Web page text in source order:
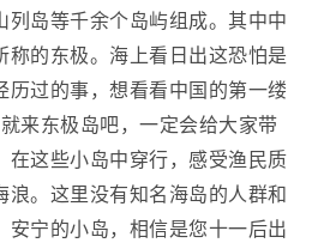
列岛等千余个岛屿组成。其中中
称的东极。海上看日出这恐怕是
历过的事，想看看中国的第一缕
来东极岛吧，一定会给大家带
在这些小岛中穿行，感受渔民质
浪。这里没有知名海岛的人群和
安宁的小岛，相信是您十一后出